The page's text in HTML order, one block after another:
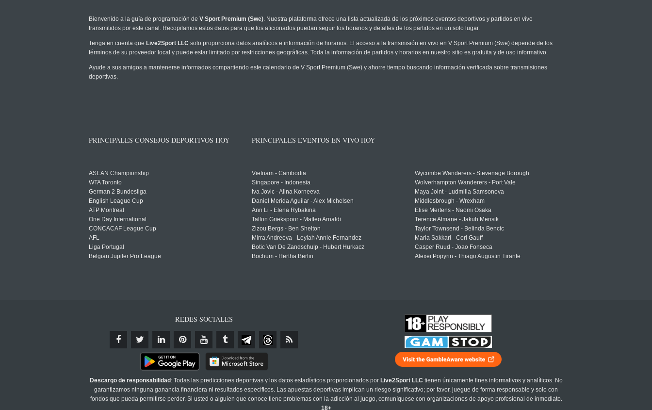
Bienvenido a la guía de programación de V Sport Premium (Swe). Nuestra plataforma ofrece una lista actualizada de los próximos eventos deportivos y partidos en vivo
transmitidos por este canal. Recopilamos estos datos para que los aficionados puedan seguir los horarios y detalles de los partidos en un solo lugar.
Tenga en cuenta que Live2Sport LLC solo proporciona datos analíticos e información de horarios. El acceso a la transmisión en vivo en V Sport Premium (Swe) depende de los
términos de su proveedor local y puede estar limitado por restricciones geográficas. Toda la información de partidos y horarios en nuestro sitio es gratuita y de uso informativo.
Ayude a sus amigos a mantenerse informados compartiendo este calendario de V Sport Premium (Swe) y ahorre tiempo buscando información verificada sobre transmisiones
deportivas.
PRINCIPALES CONSEJOS DEPORTIVOS HOY
ASEAN Championship
WTA Toronto
German 2 Bundesliga
English League Cup
ATP Montreal
One Day International
CONCACAF League Cup
AFL
Liga Portugal
Belgian Jupiler Pro League
PRINCIPALES EVENTOS EN VIVO HOY
Vietnam - Cambodia
Singapore - Indonesia
Iva Jovic - Alina Korneeva
Daniel Merida Aguilar - Alex Michelsen
Ann Li - Elena Rybakina
Tallon Griekspoor - Matteo Arnaldi
Zizou Bergs - Ben Shelton
Mirra Andreeva - Leylah Annie Fernandez
Botic Van De Zandschulp - Hubert Hurkacz
Bochum - Hertha Berlin
Wycombe Wanderers - Stevenage Borough
Wolverhampton Wanderers - Port Vale
Maya Joint - Ludmilla Samsonova
Middlesbrough - Wrexham
Elise Mertens - Naomi Osaka
Terence Atmane - Jakub Mensik
Taylor Townsend - Belinda Bencic
Maria Sakkari - Cori Gauff
Casper Ruud - Joao Fonseca
Alexei Popyrin - Thiago Augustin Tirante
REDES SOCIALES
Descargo de responsabilidad : Todas las predicciones deportivas y los datos estadísticos proporcionados por Live2Sport LLC tienen únicamente fines informativos y analíticos. No
garantizamos ninguna ganancia financiera ni resultados específicos. Las apuestas deportivas implican un riesgo significativo; por favor, juegue de forma responsable y solo con
fondos que pueda permitirse perder. Si usted o alguien que conoce tiene problemas con la adicción al juego, comuníquese con organizaciones de apoyo profesional de inmediato.
18+